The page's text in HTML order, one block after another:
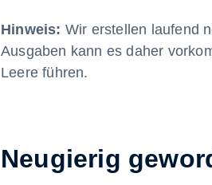
Hinweis: Wir erstellen laufend
Ausgaben kann es daher
Leere führen.
Neugierig